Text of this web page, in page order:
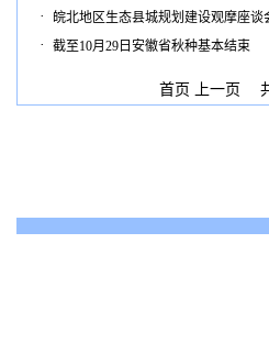
· 皖北地区生态县城规划建设观摩座谈
· 截至10月29日安徽省秋种基本结束
首页 上一页